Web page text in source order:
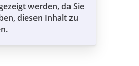
werden, da Sie
diesen Inhalt zu